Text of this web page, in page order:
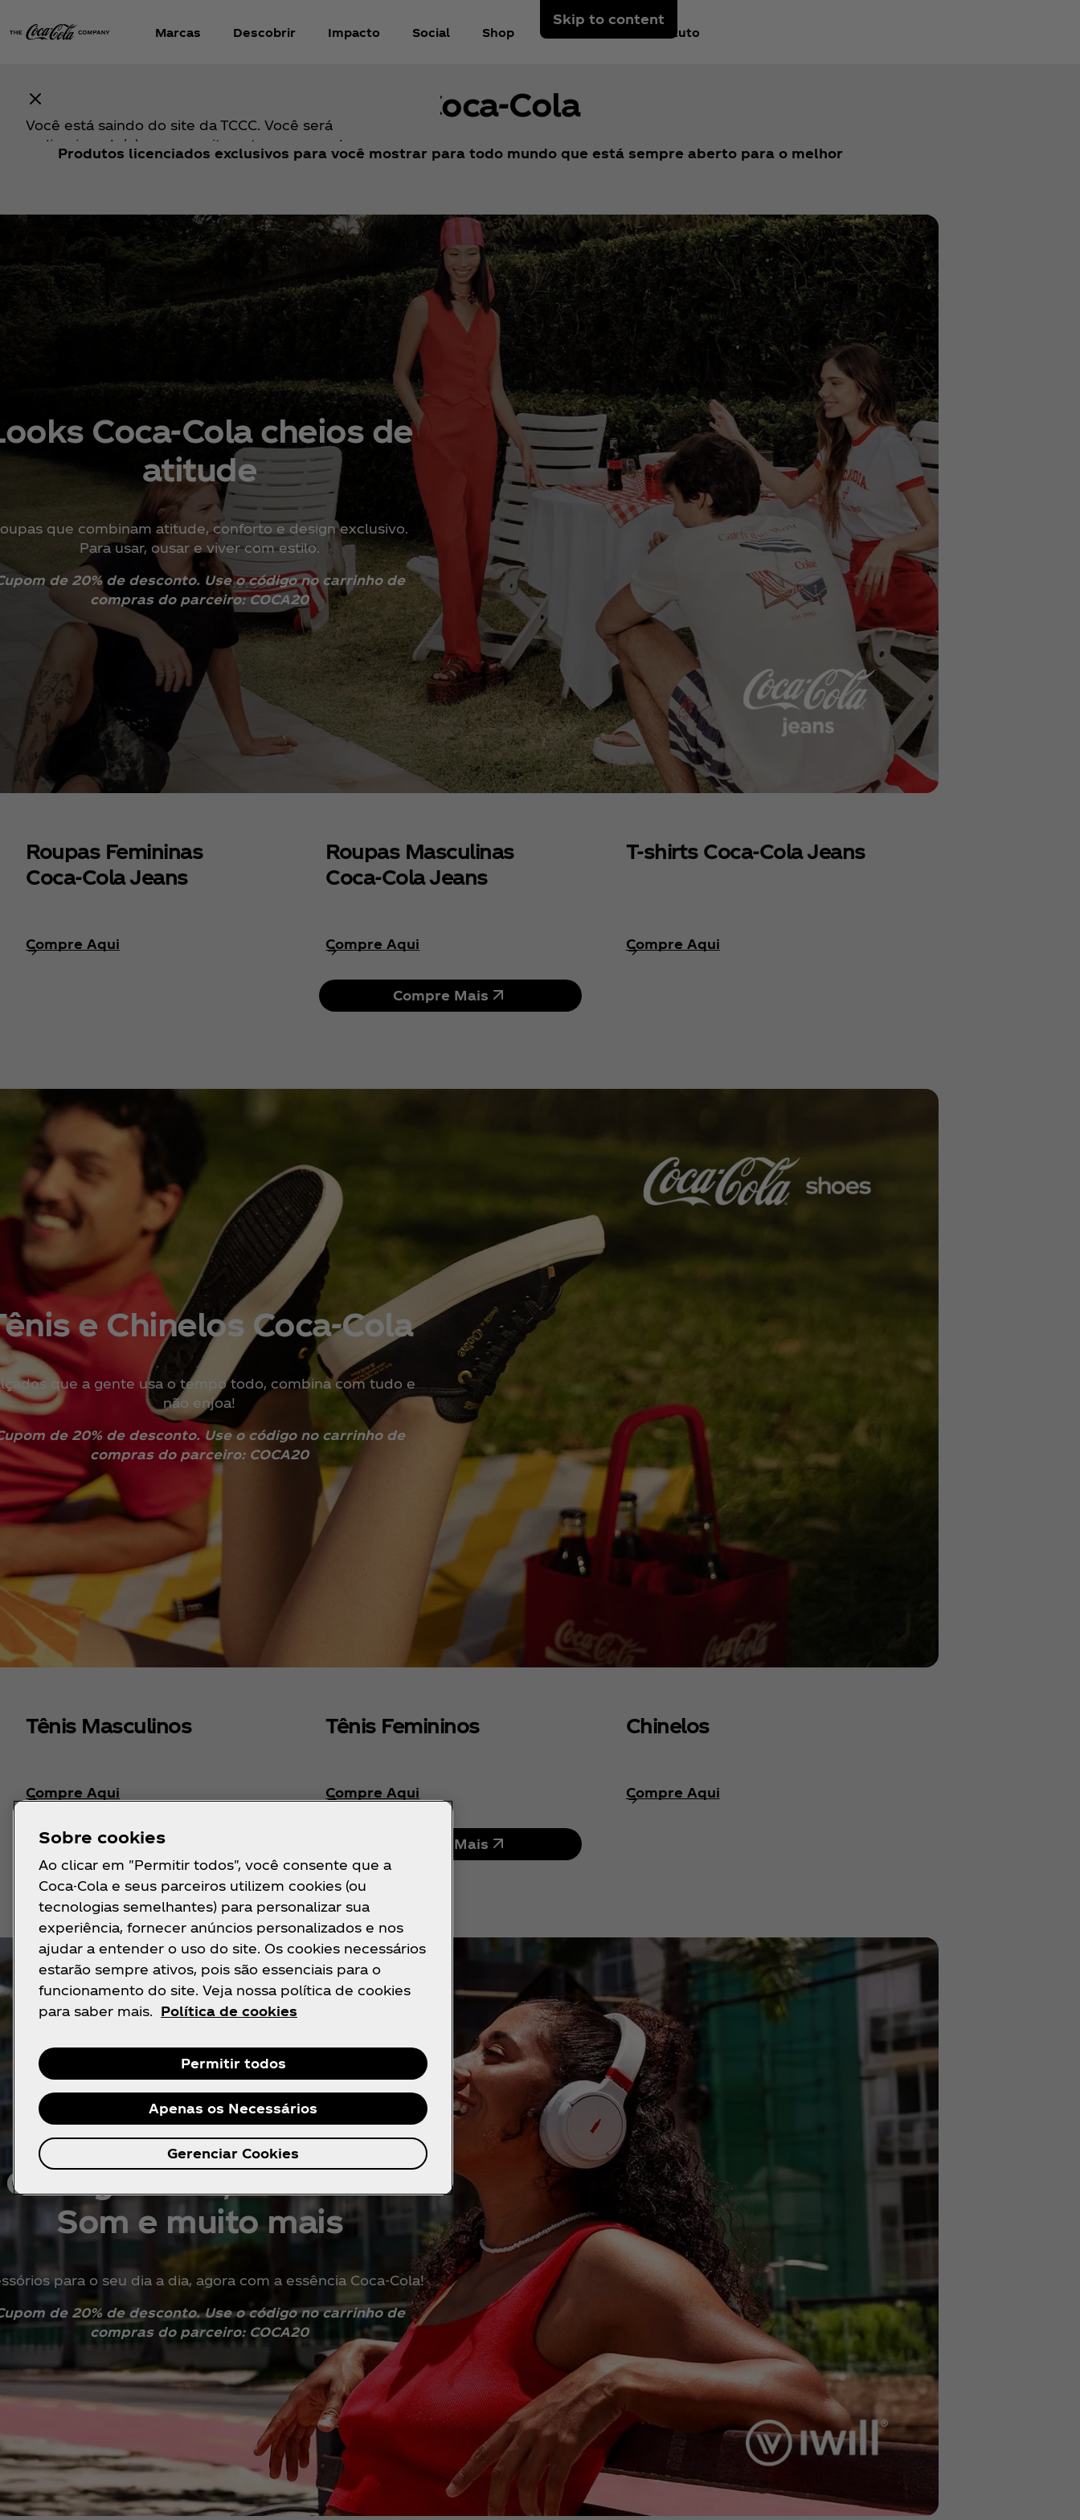
Skip to content
Marcas Descobrir Impacto Social Shop Instituto
Você está saindo do site da TCCC. Você será
redirecionado(a) para um site externo operado por um
terceiro. Quaisquer compras realizadas nesse site estão
responsável pelo conteúdo, produtos, serviços ou
práticas de tratamento de dados do site externo. Em
caso de dúvidas ou problemas relacionados a uma
compra, entre em contato diretamente com o varejista
terceiro.
Continuar ↗
Estilo Coca‑Cola
Produtos licenciados exclusivos para você mostrar para todo mundo que está sempre aberto para o melhor
Coca‑Cola cheios de
atitude
que combinam atitude, conforto e design exclusivo.
Para usar, ousar e viver com estilo.
de 20% de desconto. Use o código no carrinho de
compras do parceiro: COCA20
Roupas Femininas
Coca‑Cola Jeans
Compre Aqui
Roupas Masculinas
Coca‑Cola Jeans
Compre Aqui
T-shirts Coca‑Cola Jeans
Compre Aqui
Compre Mais
e Chinelos Coca‑Cola
que a gente usa o tempo todo, combina com tudo e
não enjoa!
de 20% de desconto. Use o código no carrinho de
compras do parceiro: COCA20
Tênis Masculinos
Compre Aqui
Tênis Femininos
Compre Aqui
Chinelos
Compre Aqui
Compre Mais
Fones de Ouvido,
Carregadores, Caixas de
Som e muito mais
para o seu dia a dia, agora com a essência Coca‑Cola!
de 20% de desconto. Use o código no carrinho de
compras do parceiro: COCA20
Sobre cookies
Ao clicar em "Permitir todos", você consente que a
Coca-Cola e seus parceiros utilizem cookies (ou
tecnologias semelhantes) para personalizar sua
experiência, fornecer anúncios personalizados e nos
ajudar a entender o uso do site. Os cookies necessários
estarão sempre ativos, pois são essenciais para o
funcionamento do site. Veja nossa política de cookies
para saber mais.
Política de cookies
Permitir todos
Apenas os Necessários
Gerenciar Cookies